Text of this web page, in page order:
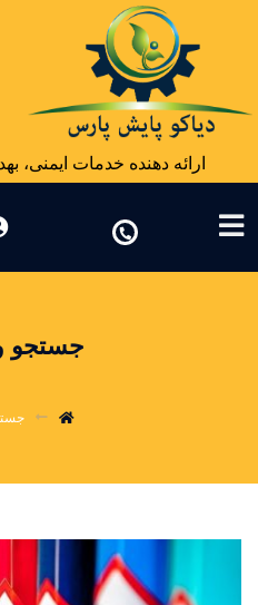
ارائه دهنده خدمات ایمنی،
جستجو و
جستجو